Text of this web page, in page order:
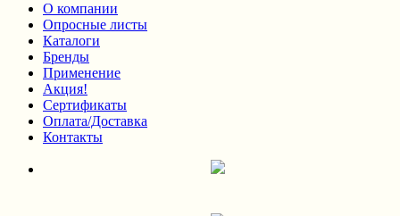
О компании
Опросные листы
Каталоги
Бренды
Применение
Акция!
Сертификаты
Оплата/Доставка
Контакты